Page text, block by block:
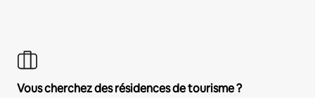
Vous cherchez des résidences de tourisme ?